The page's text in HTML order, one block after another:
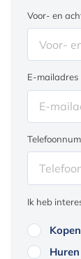
Voor- en
E-mailadres
Ik heb
Kopen
Huren